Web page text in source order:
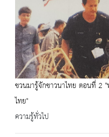
ชวนมารู้จักชาวนาไทย ตอนที่ 2
ไทย"
ความรู้ทั่วไป